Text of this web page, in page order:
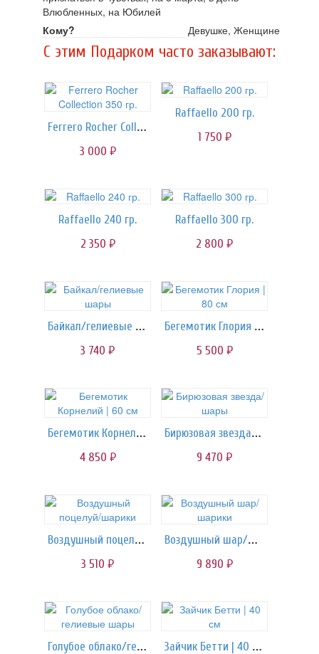
Влюбленных, на Юбилей
Кому?
Девушке, Женщине
C этим Подарком часто заказывают:
Ferrero Rocher Collection 350 гр.
3 000 руб.
Raffaello 200 гр.
1 750 руб.
Raffaello 240 гр.
2 350 руб.
Raffaello 300 гр.
2 800 руб.
Байкал/гелиевые шары
3 740 руб.
Бегемотик Глория | 80 см
5 500 руб.
Бегемотик Корнелий | 60 см
4 850 руб.
Бирюзовая звезда/шары
9 470 руб.
Воздушный поцелуй/шарики
3 510 руб.
Воздушный шар/шарики
9 890 руб.
Голубое облако/гелиевые шары Зайчик Бетти | 40 см